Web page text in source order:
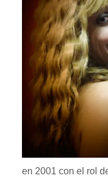
en 2001 con el rol